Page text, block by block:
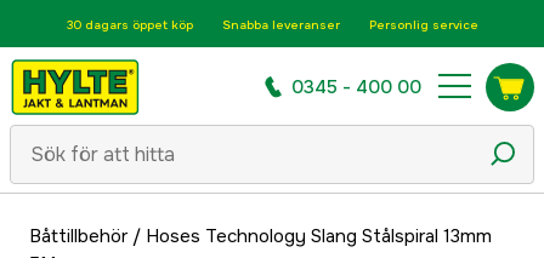
30 dagars öppet köp Snabba leveranser Personlig service
0345 - 400 00
Båttillbehör/ Hoses Technology Slang Stålspiral 13mm